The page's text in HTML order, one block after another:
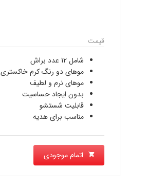
قیمت
شامل 12 عدد براش
موهای دو رنگ کرم خاکستری
موهای نرم و لطیف
بدون ایجاد حساسیت
قابلیت شستشو
مناسب برای هدیه
اتمام موجودی